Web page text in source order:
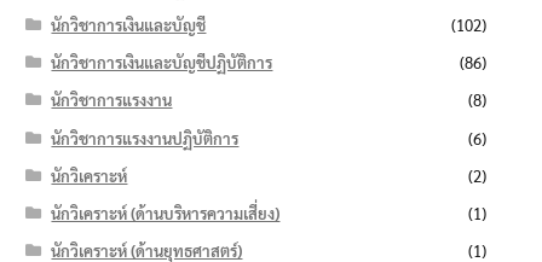
นักวิชาการเงินและบัญชี
(102)
นักวิชาการเงินและบัญชีปฏิบัติการ
(86)
นักวิชาการแรงงาน
(8)
นักวิชาการแรงงานปฏิบัติการ
(6)
นักวิเคราะห์
(2)
นักวิเคราะห์ (ด้านบริหารความเสี่ยง)
(1)
นักวิเคราะห์ (ด้านยุทธศาสตร์)
(1)